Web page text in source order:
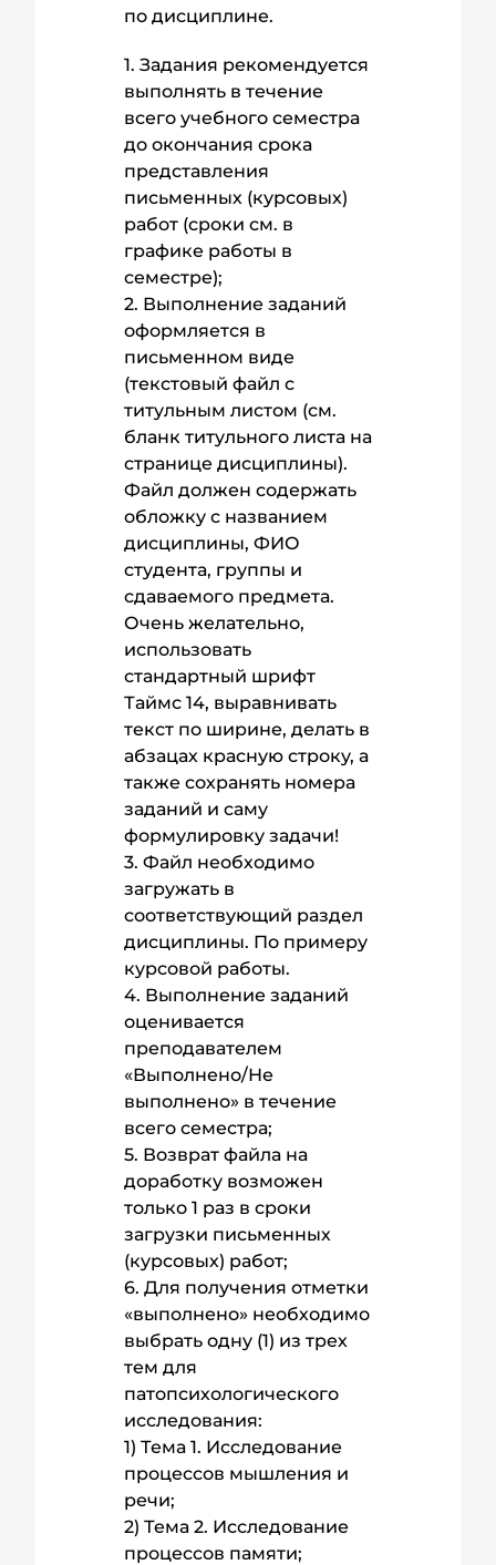
по дисциплине.
1. Задания рекомендуется
выполнять в течение
всего учебного семестра
до окончания срока
представления
письменных (курсовых)
работ (сроки см. в
графике работы в
семестре);
2. Выполнение заданий
оформляется в
письменном виде
(текстовый файл с
титульным листом (см.
бланк титульного листа на
странице дисциплины).
Файл должен содержать
обложку с названием
дисциплины, ФИО
студента, группы и
сдаваемого предмета.
Очень желательно,
использовать
стандартный шрифт
Таймс 14, выравнивать
текст по ширине, делать в
абзацах красную строку, а
также сохранять номера
заданий и саму
формулировку задачи!
3. Файл необходимо
загружать в
соответствующий раздел
дисциплины. По примеру
курсовой работы.
4. Выполнение заданий
оценивается
преподавателем
«Выполнено/Не
выполнено» в течение
всего семестра;
5. Возврат файла на
доработку возможен
только 1 раз в сроки
загрузки письменных
(курсовых) работ;
6. Для получения отметки
«выполнено» необходимо
выбрать одну (1) из трех
тем для
патопсихологического
исследования:
1) Тема 1. Исследование
процессов мышления и
речи;
2) Тема 2. Исследование
процессов памяти;